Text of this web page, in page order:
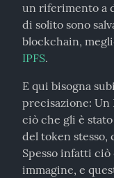
un riferimento a
di solito sono
IPFS.
E qui bisogna
precisazione: Un
ciò che gli è
del token stesso,
Spesso infatti
immagine, e